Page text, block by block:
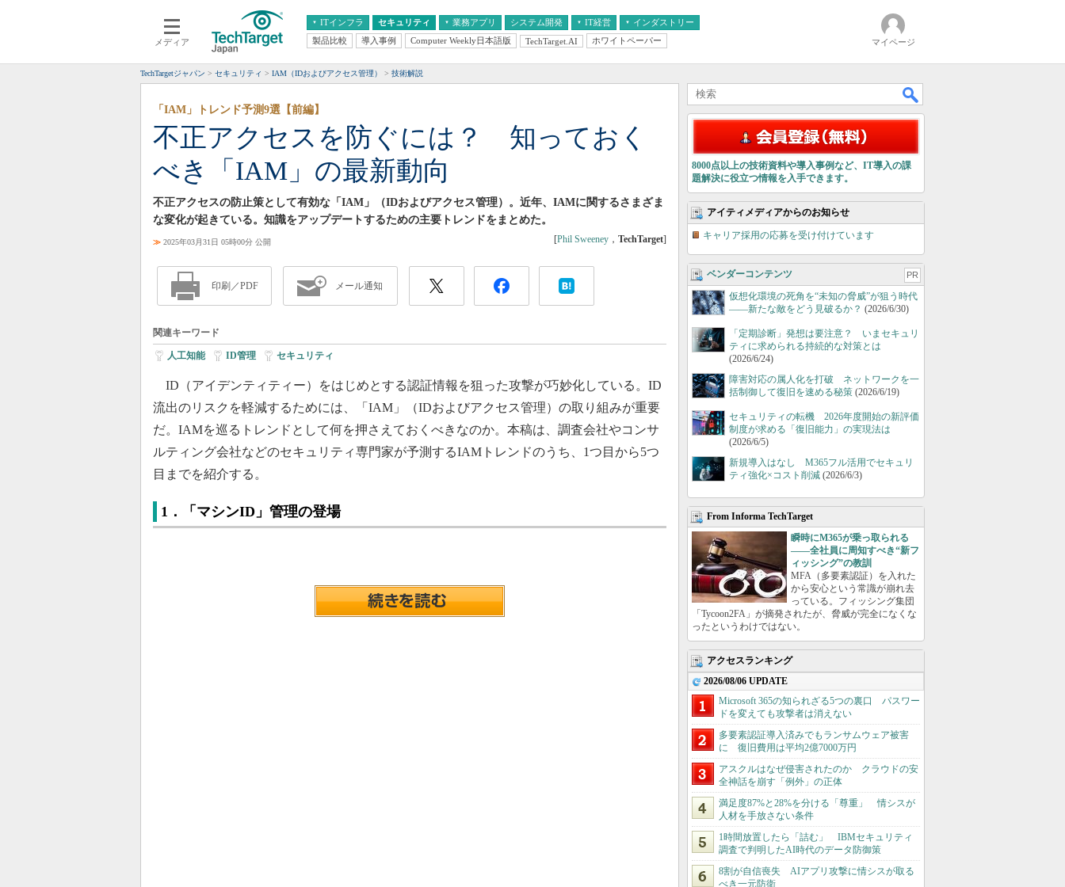
メディア
ITインフラ
クラウド
スマートモバイル
ネットワーク
システム運用管理
セキュリティ 業務アプリ
エンタープライズAI
ERP
CX
情報系システム
システム開発 IT経営
経営とIT
インダストリー
医療IT
製品比較 導入事例 Computer Weekly日本語版 TechTarget.AI ホワイトペーパー マイページ
TechTargetジャパン セキュリティ IAM（IDおよびアクセス管理） 技術解説
不正アクセスを防ぐには？ 知っておく
べき「IAM」の最新動向
「IAM」トレンド予測9選【前編】
不正アクセスの防止策として有効な「IAM」（IDおよびアクセス管理）。近年、IAMに関するさまざま
な変化が起きている。知識をアップデートするための主要トレンドをまとめた。
≫ 2025年03月31日 05時00分 公開 [Phil Sweeney ， TechTarget]
印刷／PDF メール通知
関連キーワード
人工知能| ID管理 セキュリティ
ID（アイデンティティー）をはじめとする認証情報を狙った攻撃が巧妙化している。ID
流出のリスクを軽減するためには、「IAM」（IDおよびアクセス管理）の取り組みが重要
だ。IAMを巡るトレンドとして何を押さえておくべきなのか。本稿は、調査会社やコンサ
ルティング会社などのセキュリティ専門家が予測するIAMトレンドのうち、1つ目から5つ
目までを紹介する。
1．「マシンID」管理の登場
8000点以上の技術資料や導入事例など、IT導入の課
題解決に役立つ情報を入手できます。
アイティメディアからのお知らせ
キャリア採用の応募を受け付けています
ベンダーコンテンツ PR
仮想化環境の死角を“未知の脅威”が狙う時代
――新たな敵をどう見破るか？ (2026/6/30)
「定期診断」発想は要注意？ いまセキュリ
ティに求められる持続的な対策とは
(2026/6/24)
障害対応の属人化を打破 ネットワークを一
括制御して復旧を速める秘策 (2026/6/19)
セキュリティの転機 2026年度開始の新評価
制度が求める「復旧能力」の実現法は
(2026/6/5)
新規導入はなし M365フル活用でセキュリ
ティ強化×コスト削減 (2026/6/3)
From Informa TechTarget
瞬時にM365が乗っ取られる
――全社員に周知すべき“新フ
ィッシング”の教訓
MFA（多要素認証）を入れた
から安心という常識が崩れ去
っている。フィッシング集団
「Tycoon2FA」が摘発されたが、脅威が完全になくな
ったというわけではない。
アクセスランキング
2026/08/06 UPDATE
Microsoft 365の知られざる5つの裏口 パスワー
ドを変えても攻撃者は消えない
多要素認証導入済みでもランサムウェア被害
に 復旧費用は平均2億7000万円
アスクルはなぜ侵害されたのか クラウドの安
全神話を崩す「例外」の正体
満足度87%と28%を分ける「尊重」 情シスが
人材を手放さない条件
1時間放置したら「詰む」 IBMセキュリティ
調査で判明したAI時代のデータ防御策
8割が自信喪失 AIアプリ攻撃に情シスが取る
べき一元防衛